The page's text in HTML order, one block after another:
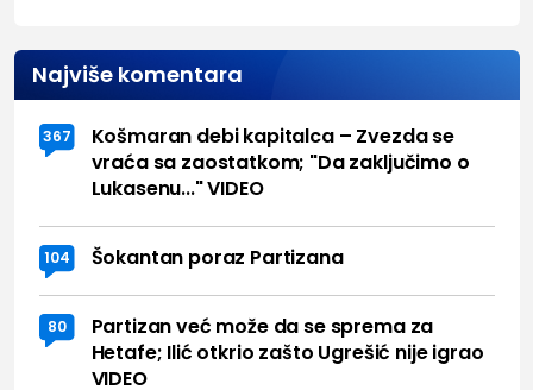
Najviše komentara
367
Košmaran debi kapitalca – Zvezda se
vraća sa zaostatkom; "Da zaključimo o
Lukasenu..." VIDEO
104 Šokantan poraz Partizana
80
Partizan već može da se sprema za
Hetafe; Ilić otkrio zašto Ugrešić nije igrao
VIDEO